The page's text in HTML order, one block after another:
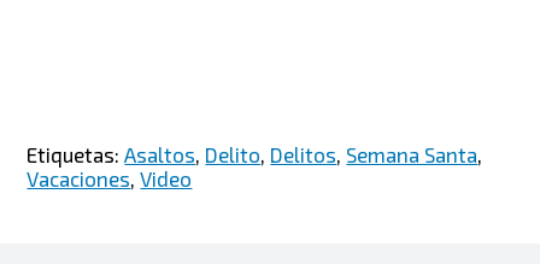
Etiquetas:Asaltos Delito Delitos Semana Santa
Vacaciones ,Video